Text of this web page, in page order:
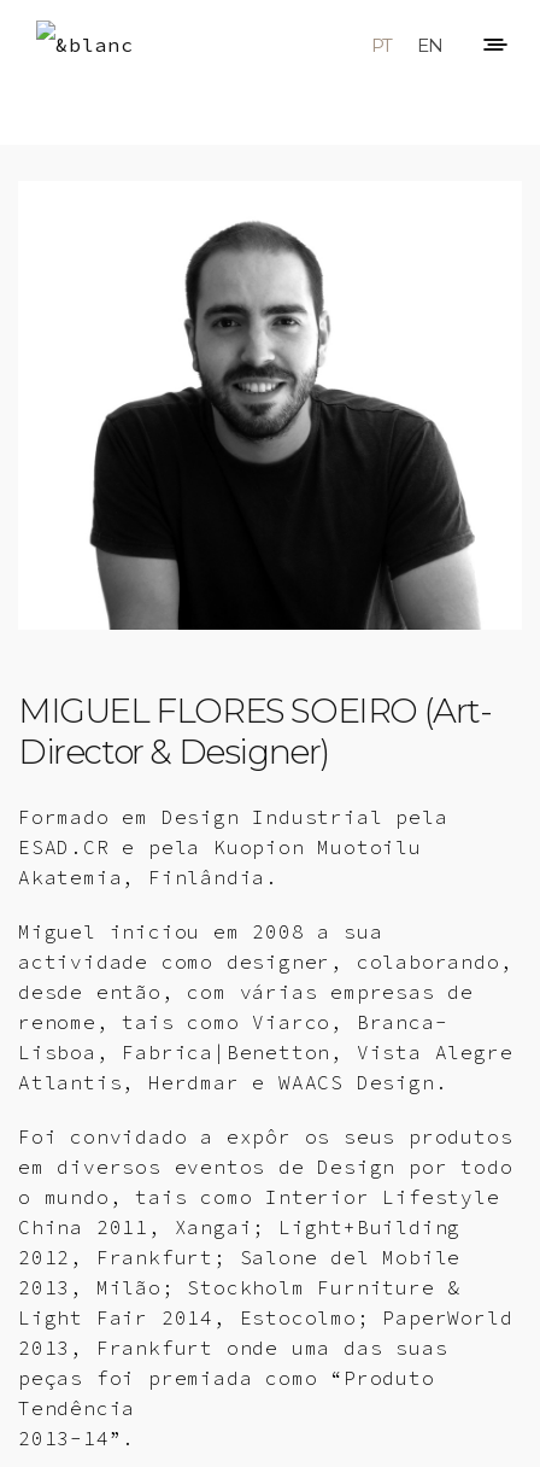
PT EN
MIGUEL FLORES SOEIRO (Art-
Director & Designer)
Formado em Design Industrial pela
ESAD.CR e pela Kuopion Muotoilu
Akatemia, Finlândia.
Miguel iniciou em 2008 a sua
actividade como designer, colaborando,
desde então, com várias empresas de
renome, tais como Viarco, Branca-
Lisboa, Fabrica|Benetton, Vista Alegre
Atlantis, Herdmar e WAACS Design.
Foi convidado a expôr os seus produtos
em diversos eventos de Design por todo
o mundo, tais como Interior Lifestyle
China 2011, Xangai; Light+Building
2012, Frankfurt; Salone del Mobile
2013, Milão; Stockholm Furniture &
Light Fair 2014, Estocolmo; PaperWorld
2013, Frankfurt onde uma das suas
peças foi premiada como “Produto
Tendência
2013-14”.